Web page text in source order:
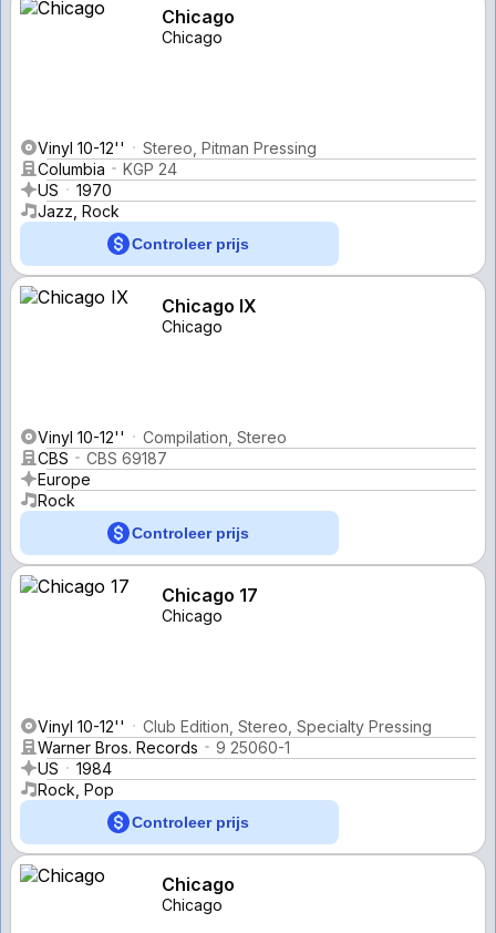
Chicago
Chicago
Vinyl 10-12''
Stereo, Pitman Pressing
Columbia
KGP 24
US
1970
Jazz, Rock
Controleer prijs
Chicago IX
Chicago
Vinyl 10-12''
Compilation, Stereo
CBS
CBS 69187
Europe
Rock
Controleer prijs
Chicago 17
Chicago
Vinyl 10-12''
Club Edition, Stereo, Specialty Pressing
Warner Bros. Records
9 25060-1
US
1984
Rock, Pop
Controleer prijs
Chicago
Chicago